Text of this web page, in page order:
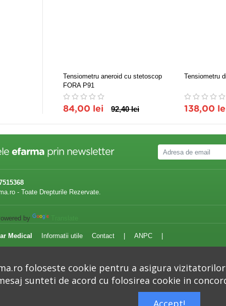
Tensiometru aneroid cu stetoscop
FORA P91
84,00 lei 92,40 lei
Tensiometru
138,00
efarma prin newsletter
- Toate Drepturile Rezervate.
by
Medical Informatii utile Contact ANPC
Autoritatea Nationala pentru Protectia
foloseste cookie pentru a asigura
sunteti de acord cu folosirea cookie in
Accept!